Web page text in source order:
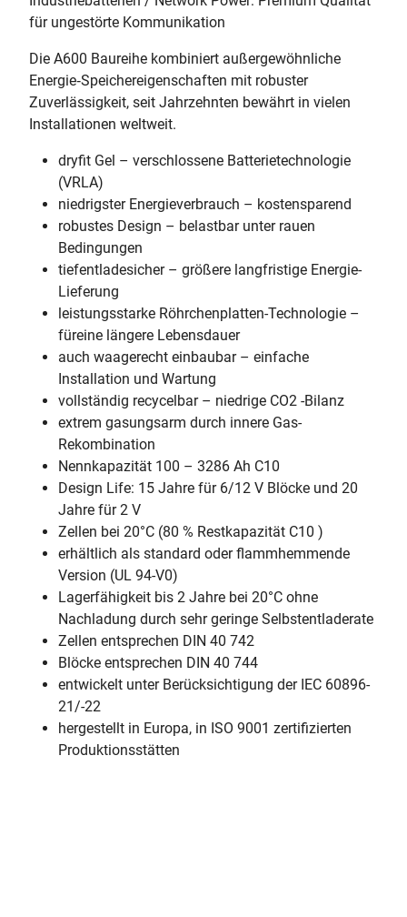
für ungestörte Kommunikation
Die A600 Baureihe kombiniert außergewöhnliche
Energie‐Speichereigenschaften mit robuster
Zuverlässigkeit, seit Jahrzehnten bewährt in vielen
Installationen weltweit.
dryfit Gel – verschlossene Batterietechnologie
(VRLA)
niedrigster Energieverbrauch – kostensparend
robustes Design – belastbar unter rauen
Bedingungen
tiefentladesicher – größere langfristige Energie-
Lieferung
leistungsstarke Röhrchenplatten-Technologie –
füreine längere Lebensdauer
auch waagerecht einbaubar – einfache
Installation und Wartung
vollständig recycelbar – niedrige CO2 -Bilanz
extrem gasungsarm durch innere Gas-
Rekombination
Nennkapazität 100 – 3286 Ah C10
Design Life: 15 Jahre für 6/12 V Blöcke und 20
Jahre für 2 V
Zellen bei 20°C (80 % Restkapazität C10 )
erhältlich als standard oder flammhemmende
Version (UL 94-V0)
Lagerfähigkeit bis 2 Jahre bei 20°C ohne
Nachladung durch sehr geringe Selbstentladerate
Zellen entsprechen DIN 40 742
Blöcke entsprechen DIN 40 744
entwickelt unter Berücksichtigung der IEC 60896-
21/-22
hergestellt in Europa, in ISO 9001 zertifizierten
Produktionsstätten